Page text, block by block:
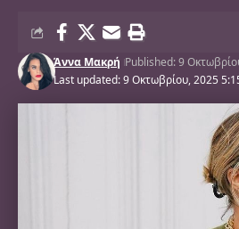
Last updated: 9 Οκτωβρίου, 2025
Άννα Μακρή Published: 9